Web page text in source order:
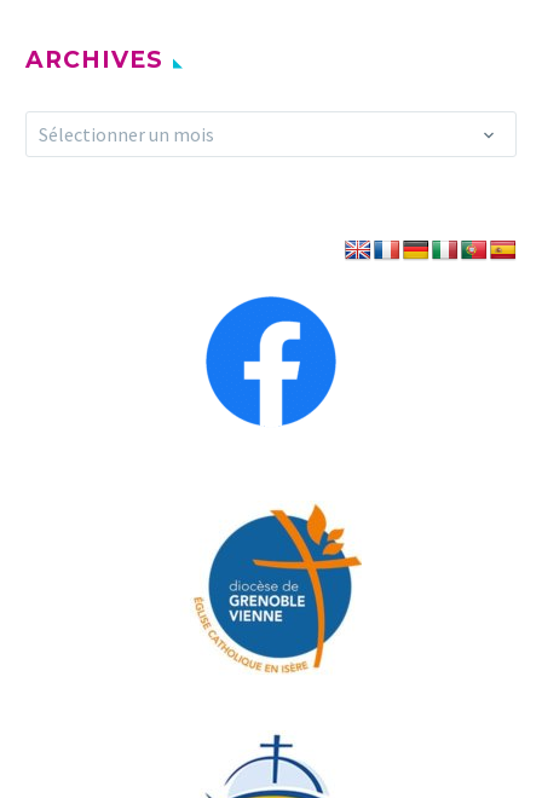
ARCHIVES
Archives
Sélectionner un mois